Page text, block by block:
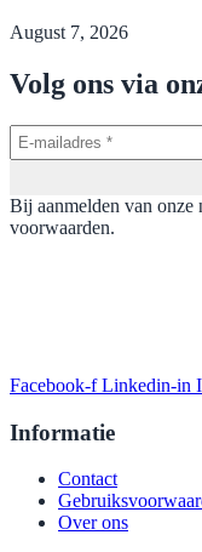
August 7, 2026
Volg ons via
Bij aanmelden van
voorwaarden.
Facebook-f Linkedin-in
Informatie
Contact
Over ons